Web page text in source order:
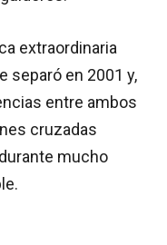
extraordinaria
separó en 2001 y,
entre ambos
cruzadas
mucho